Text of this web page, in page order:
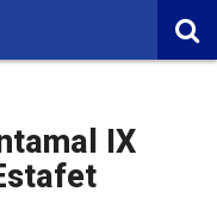
IX